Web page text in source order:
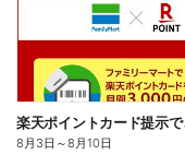
8月3日 ～8月10日